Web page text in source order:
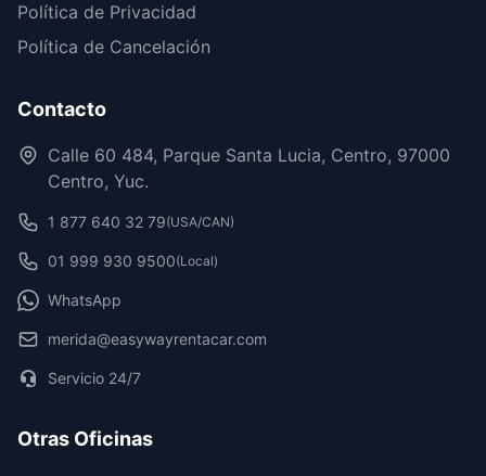
Política de Privacidad
Política de Cancelación
Contacto
Calle 60 484, Parque Santa Lucia, Centro, 97000
Centro, Yuc.
1 877 640 32 79(USA/CAN)
01 999 930 9500(Local)
WhatsApp
merida@easywayrentacar.com
Servicio 24/7
Otras Oficinas